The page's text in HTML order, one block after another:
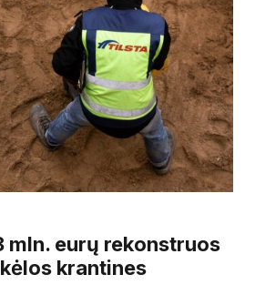
mln. eurų rekonstruos
krantines